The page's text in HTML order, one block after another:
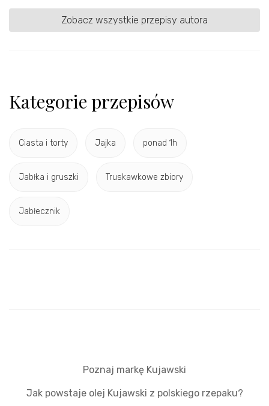
Zobacz wszystkie przepisy autora
Kategorie przepisów
Ciasta i torty Jajka ponad 1h
Jabłka i gruszki Truskawkowe zbiory
Jabłecznik
Poznaj markę Kujawski
Jak powstaje olej Kujawski z polskiego rzepaku?